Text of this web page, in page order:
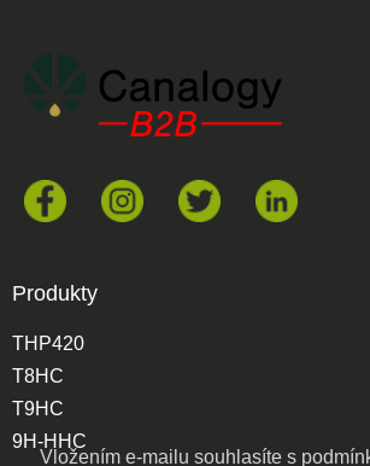
Vložením e-mailu souhlasíte s
Produkty
THP420
T8HC
T9HC
9H-HHC